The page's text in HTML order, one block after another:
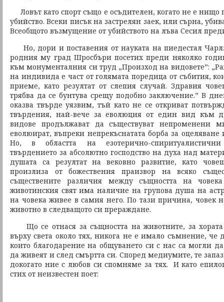
Ловът като спорт също е осъдителен, когато не е нищо
убийство. Всеки писък на застрелян заек, или сърна,
Всеобщото възмущение от убийството на лъва Сесил
Но, дори и поставения от науката на пиедестал
родния му град Шросбъри посетих преди няколко
към монументалния си труд „Произход на видовете”:
на индивида е част от голямата поредица от събития,
приеме, като резултат от слепия случай. Здравия
трябва да се бунтува срещу подобно заключение.” В
оказва твърде уязвим, тъй като не се откриват
твърдения, най-вече за еволюция от един вид към
видове продължават да съществуват непроменени
еволюират, въпреки непрекъснатата борба за
Но, в областта на езотерично-спиритуалистични
твърдението за абсолютно господство на духа над
душата са резултат на вековно развитие, като
произлиза от божествения праизвор на всяко
съществените различия между същността на
животинския свят има наличие на групова душа на
на човека живее в самия него. По тази причина, човек
животно в следващото си прераждане.
Що се отнася за същността на животните, за хората
върху света около тях, никога не е имало съмнение,
които благодарение на общуването си с нас са могли
да живеят и след смъртта си. Според медиумите, те
докогато ние с любов си спомняме за тях. И като
стих от неизвестен поет: